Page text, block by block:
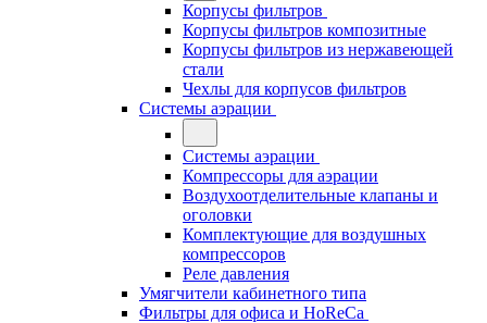
Корпусы фильтров
Корпусы фильтров композитные
Корпусы фильтров из нержавеющей
стали
Чехлы для корпусов фильтров
Системы аэрации
Системы аэрации
Компрессоры для аэрации
Воздухоотделительные клапаны и
оголовки
Комплектующие для воздушных
компрессоров
Реле давления
Умягчители кабинетного типа
Фильтры для офиса и HoReCa